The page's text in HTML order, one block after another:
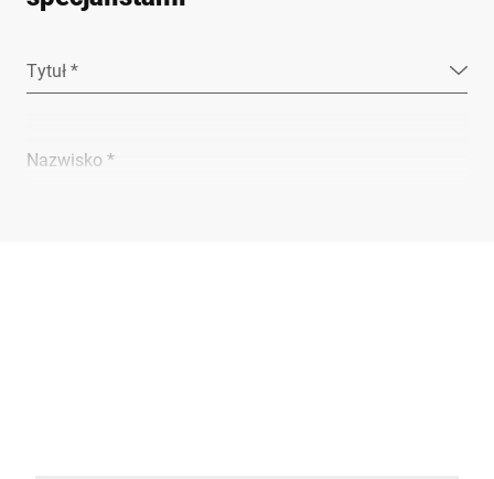
Tytuł *
Nazwisko *